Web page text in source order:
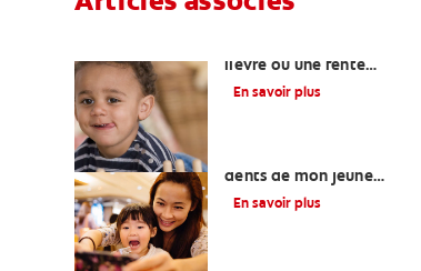
lièvre ou une fente
palatine ?
En savoir plus
dents de mon jeune
enfant?
En savoir plus